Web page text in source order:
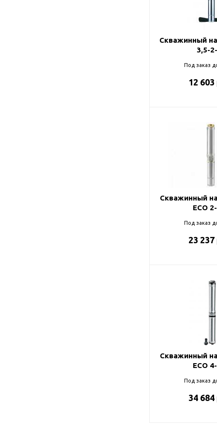
Подшипники
Джилекс
Скважинный
3,5-
Под заказ
12 603
Скважинный
ECO
Под заказ
23 237
Скважинный
ECO
Под заказ
34 684